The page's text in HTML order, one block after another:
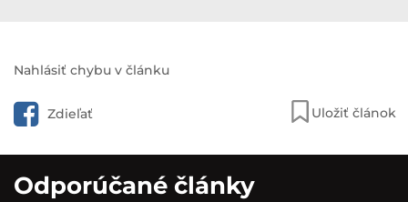
Nahlásiť chybu v článku
Zdieľať Uložiť článok
Odporúčané články